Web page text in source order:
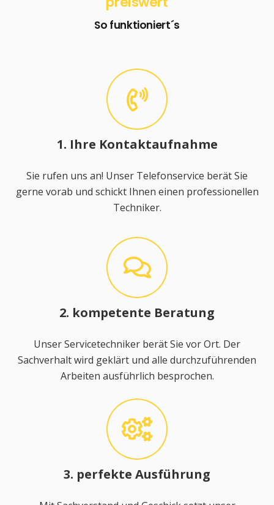
So funktioniert´s
1. Ihre Kontaktaufnahme
Sie rufen uns an! Unser Telefonservice berät Sie
gerne vorab und schickt Ihnen einen professionellen
Techniker.
2. kompetente Beratung
Unser Servicetechniker berät Sie vor Ort. Der
Sachverhalt wird geklärt und alle durchzuführenden
Arbeiten ausführlich besprochen.
3. perfekte Ausführung